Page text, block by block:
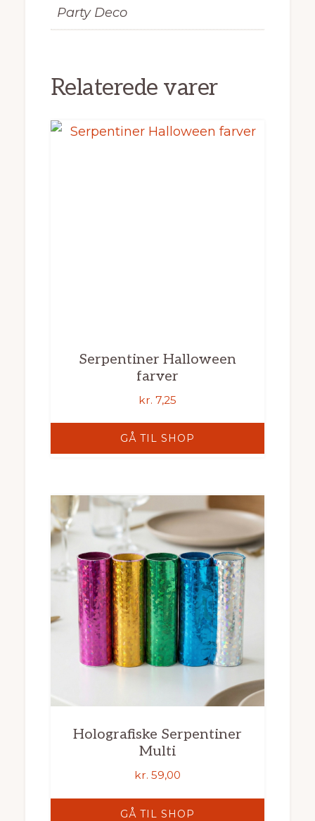
Party Deco
Relaterede varer
Serpentiner Halloween
farver
kr. 7,25
GÅ TIL SHOP
Holografiske Serpentiner
Multi
kr. 59,00
GÅ TIL SHOP